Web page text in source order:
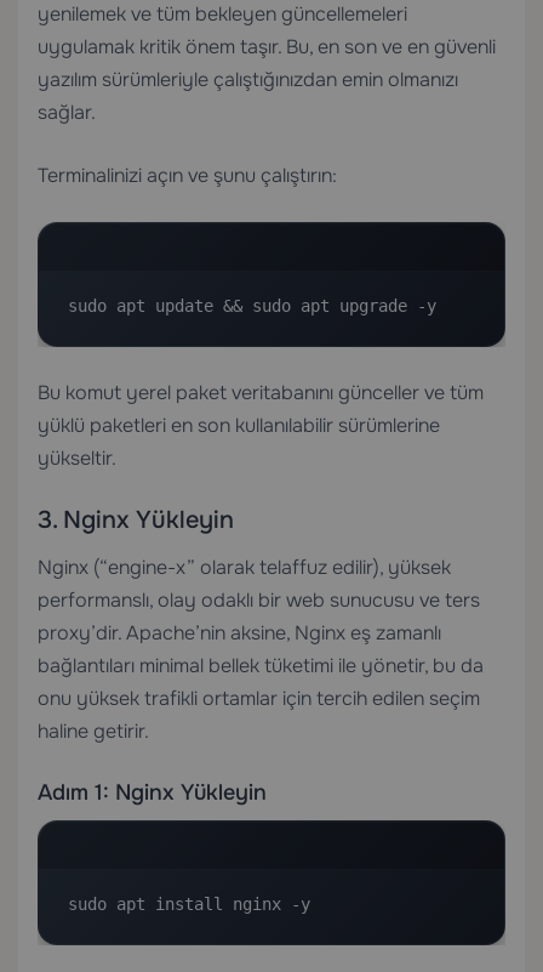
yenilemek ve tüm bekleyen güncellemeleri
uygulamak kritik önem taşır. Bu, en son ve en güvenli
yazılım sürümleriyle çalıştığınızdan emin olmanızı
sağlar.
Terminalinizi açın ve şunu çalıştırın:
sudo apt update && sudo apt upgrade -y
Bu komut yerel paket veritabanını günceller ve tüm
yüklü paketleri en son kullanılabilir sürümlerine
yükseltir.
3. Nginx Yükleyin
Nginx (“engine-x” olarak telaffuz edilir), yüksek
performanslı, olay odaklı bir web sunucusu ve ters
proxy’dir. Apache’nin aksine, Nginx eş zamanlı
bağlantıları minimal bellek tüketimi ile yönetir, bu da
onu yüksek trafikli ortamlar için tercih edilen seçim
haline getirir.
Adım 1: Nginx Yükleyin
sudo apt install nginx -y